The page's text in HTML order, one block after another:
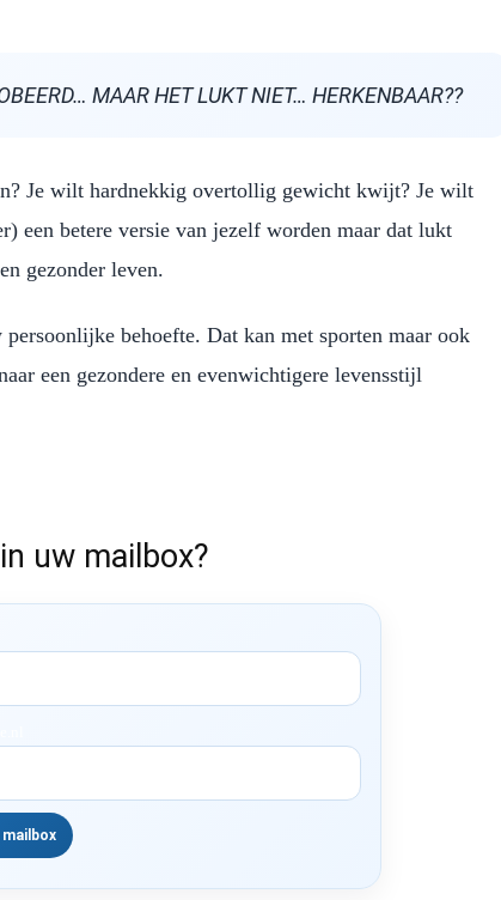
MAAR HET LUKT NIET… HERKENBAAR??
Je wilt hardnekkig overtollig gewicht kwijt? Je wilt
betere versie van jezelf worden maar dat lukt
gezonder leven.
behoefte. Dat kan met sporten maar ook
een gezondere en evenwichtigere levensstijl
uw mailbox?